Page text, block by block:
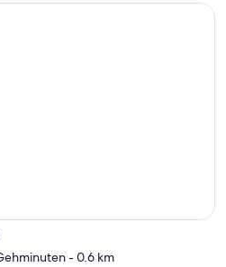
Karte
- 0.6 km